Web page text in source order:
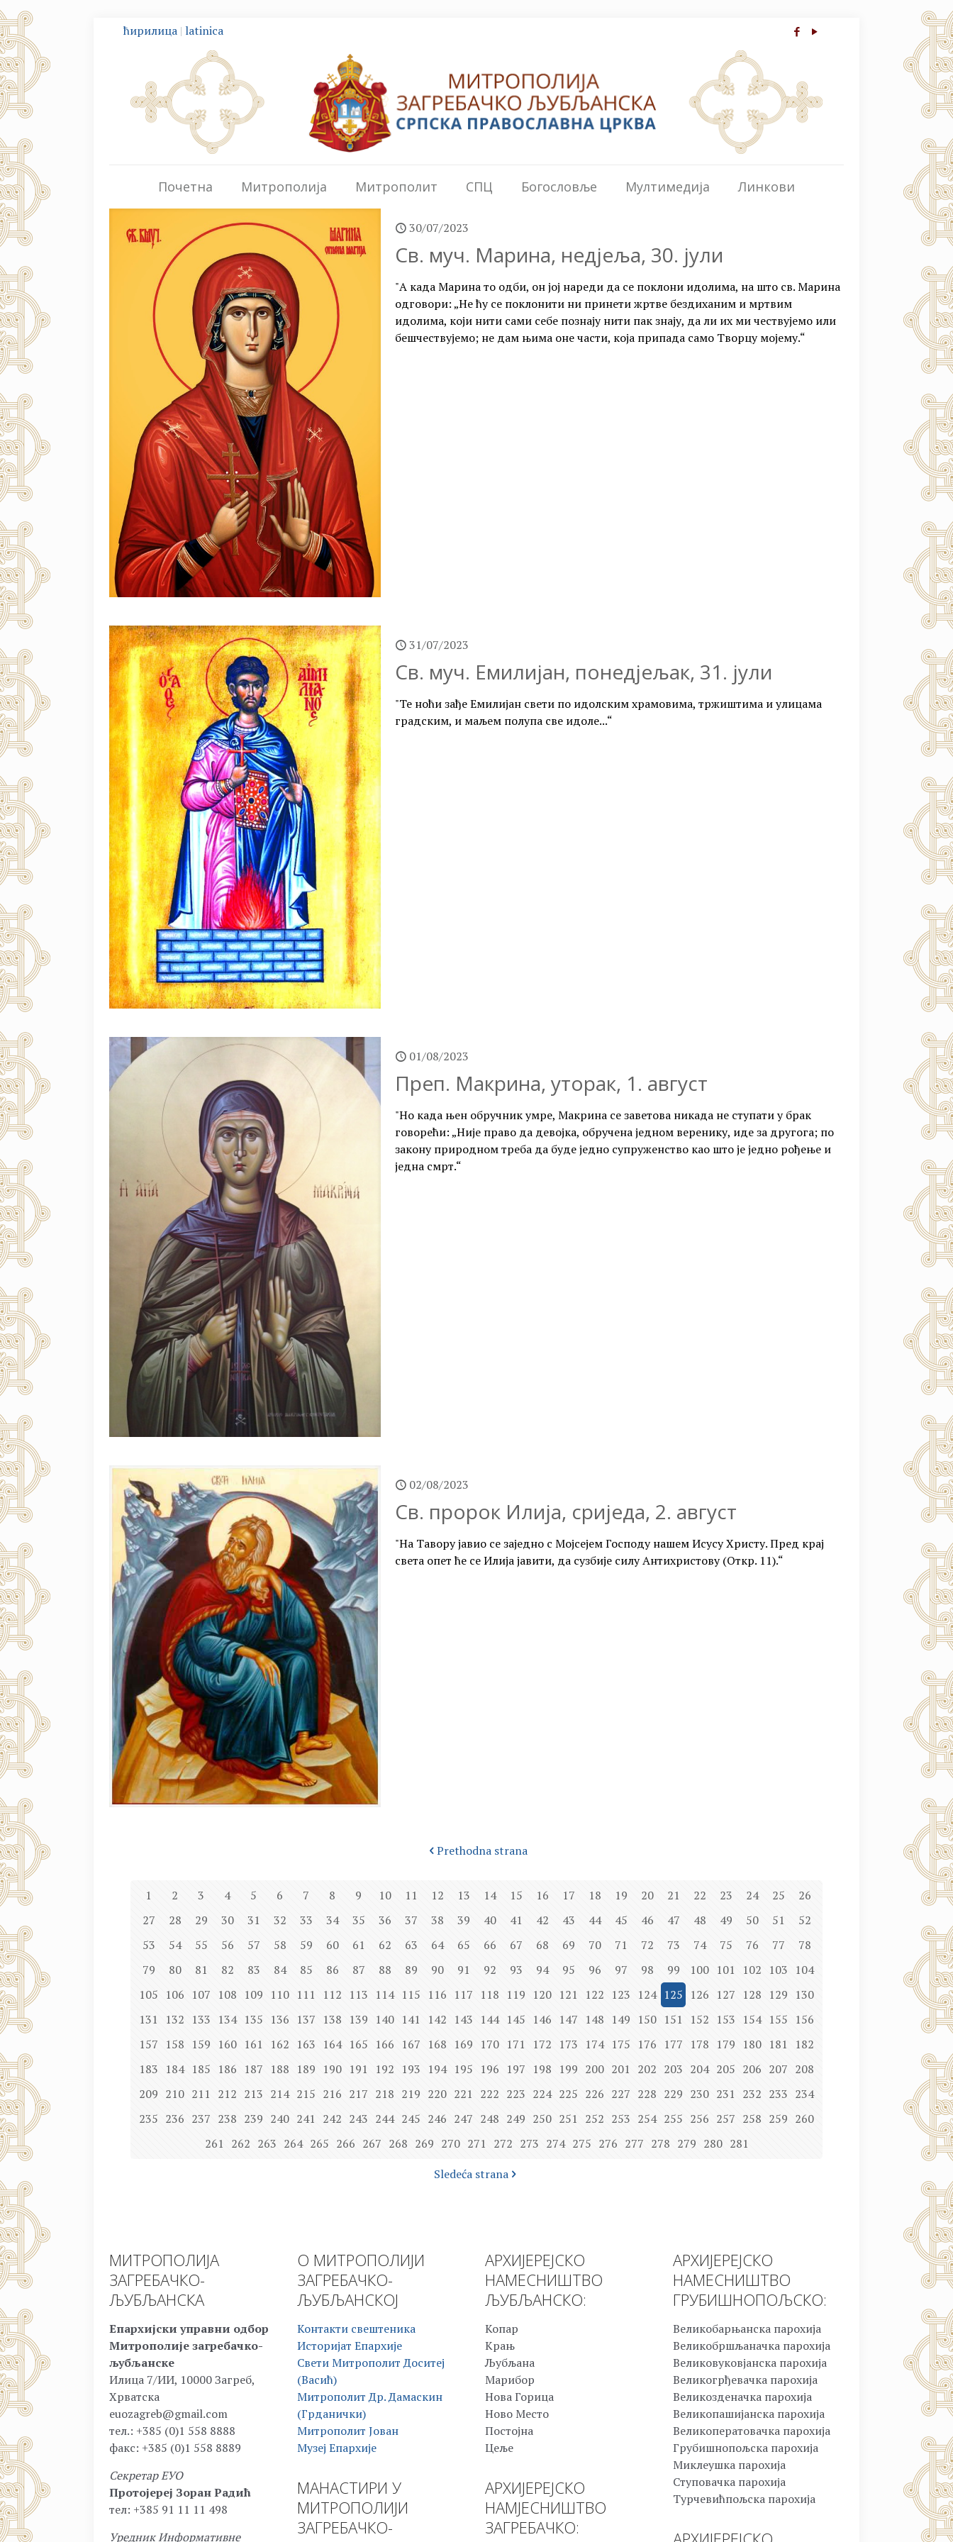
ћирилица | latinica
Почетна Митрополија Митрополит СПЦ Богословље Мултимедија Линкови
30/07/2023
Св. муч. Марина, недјеља, 30. јули
"А када Марина то одби, он јој нареди да се поклони идолима, на што св. Марина
одговори: „Не ћу се поклонити ни принети жртве бездиханим и мртвим
идолима, који нити сами себе познају нити пак знају, да ли их ми чествујемо или
бешчествујемо; не дам њима оне части, која припада само Творцу мојему.“
31/07/2023
Св. муч. Емилијан, понедјељак, 31. јули
"Те ноћи зађе Емилијан свети по идолским храмовима, тржиштима и улицама
градским, и маљем полупа све идоле...“
01/08/2023
Преп. Макрина, уторак, 1. август
"Но када њен обручник умре, Макрина се заветова никада не ступати у брак
говорећи: „Није право да девојка, обручена једном веренику, иде за другога; по
закону природном треба да буде једно супруженство као што је једно рођење и
једна смрт.“
02/08/2023
Св. пророк Илија, сриједа, 2. август
"На Тавору јавио се заједно с Мојсејем Господу нашем Исусу Христу. Пред крај
света опет ће се Илија јавити, да сузбије силу Антихристову (Откр. 11).“
Prethodna strana
1 2 3 4 5 6 7 8 9 10 11 12 13 14 15 16 17 18 19 20 21 22 23 24 25
26
27
28 29 30 31 32 33 34 35 36 37 38 39 40 41 42 43 44 45 46 47 48 49 50 51
52
53
54 55 56 57 58 59 60 61 62 63 64 65 66 67 68 69 70 71 72 73 74 75 76 77
78
79
80 81 82 83 84 85 86 87 88 89 90 91 92 93 94 95 96 97 98 99 100 101 102 103 104
105 106 107 108 109 110 111 112 113 114 115 116 117 118 119 120 121 122 123 124 125 126 127 128 129 130
131
132 133 134 135 136 137 138 139 140 141 142 143 144 145 146 147 148 149 150 151 152 153 154 155 156
157 158 159 160 161 162 163 164 165 166 167 168 169 170 171 172 173 174 175 176 177 178 179 180 181
182
183 184 185 186 187 188 189 190 191 192 193 194 195 196 197 198 199 200 201 202 203 204 205 206 207 208
209 210 211 212 213 214 215 216 217 218 219 220 221 222 223 224 225 226 227 228 229 230 231 232 233 234
235 236 237 238 239 240 241 242 243 244 245 246 247 248 249 250 251 252 253 254 255 256 257 258 259 260
261 262 263 264 265 266 267 268 269 270 271 272 273 274 275 276 277 278 279 280 281
Sledeća strana
МИТРОПОЛИЈА
ЗАГРЕБАЧКО-
ЉУБЉАНСКА
Епархијски управни одбор
Митрополије загребачко-
љубљанске
Илица 7/ИИ, 10000 Загреб,
Хрватска
euozagreb@gmail.com
тел.: +385 (0)1 558 8888
факс: +385 (0)1 558 8889
Секретар ЕУО
Протојереј Зоран Радић
тел: +385 91 11 11 498
Уредник Информативне
О МИТРОПОЛИЈИ
ЗАГРЕБАЧКО-
ЉУБЉАНСКОЈ
Контакти свештеника
Историјат Епархије
Свети Митрополит Доситеј
(Васић)
Митрополит Др. Дамаскин
(Грданички)
Митрополит Јован
Музеј Епархије
МАНАСТИРИ У
МИТРОПОЛИЈИ
ЗАГРЕБАЧКО-
АРХИЈЕРЕЈСКО
НАМЕСНИШТВО
ЉУБЉАНСКО:
Копар
Крањ
Љубљана
Марибор
Нова Горица
Ново Место
Постојна
Цеље
АРХИЈЕРЕЈСКО
НАМЈЕСНИШТВО
ЗАГРЕБАЧКО:
АРХИЈЕРЕЈСКО
НАМЕСНИШТВО
ГРУБИШНОПОЉСКО:
Великобарњанска парохија
Великобршљаначка парохија
Великовуковјанска парохија
Великогрђевачка парохија
Великозденачка парохија
Великопашијанска парохија
Великоператовачка парохија
Грубишнопољска парохија
Миклеушка парохија
Ступовачка парохија
Турчевићпољска парохија